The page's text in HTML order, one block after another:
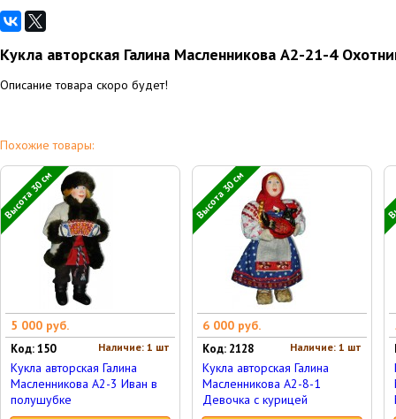
Кукла авторская Галина Масленникова А2-21-4
Описание товара скоро будет!
Похожие товары:
Высота 30 см
5 000 руб.
Наличие: 1 шт
Код: 150
Кукла авторская Галина
Масленникова А2-3 Иван в
полушубке
Высота 30 см
6 000 руб.
Наличие: 1 шт
Код: 2128
Кукла авторская Галина
Масленникова А2-8-1
Девочка с курицей